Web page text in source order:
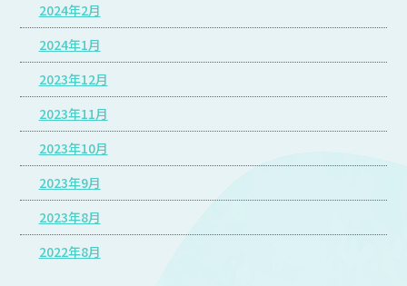
2024年2月
2024年1月
2023年12月
2023年11月
2023年10月
2023年9月
2023年8月
2022年8月